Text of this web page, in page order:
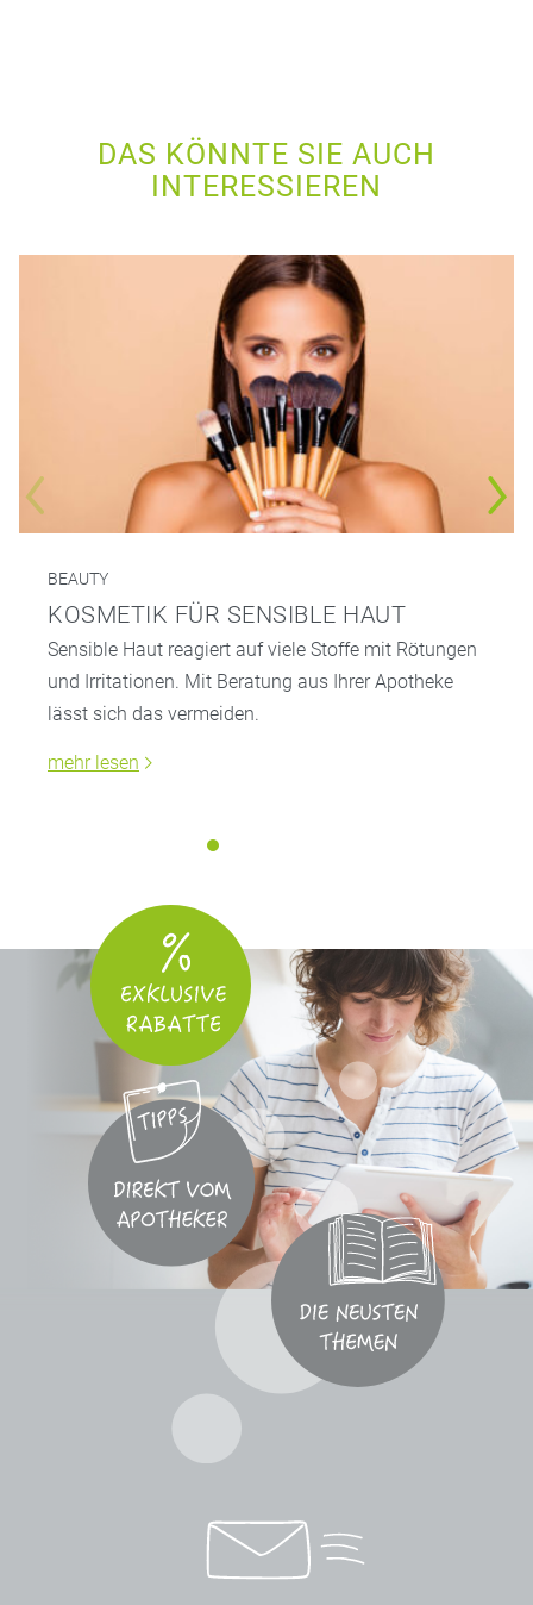
DAS KÖNNTE SIE AUCH
INTERESSIEREN
BEAUTY
KOSMETIK FÜR SENSIBLE HAUT
Sensible Haut reagiert auf viele Stoffe mit Rötungen
und Irritationen. Mit Beratung aus Ihrer Apotheke
lässt sich das vermeiden.
mehr lesen